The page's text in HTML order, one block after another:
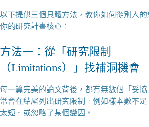
以下提供三個具體方法，教你如何從別人的
你的研究計畫核心：
方法一：從「研究限制
（Limitations）」找補洞機會
每一篇完美的論文背後，都有無數個「妥協
常會在結尾列出研究限制，例如樣本數不足
太短、或忽略了某個變因。